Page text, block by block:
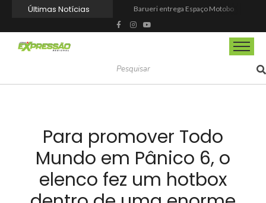
Últimas Notícias
Barueri recebe este mês projeto que transforma cinema em ferramenta de educação ambiental
Prefeitura de Barueri realiza ampla reforma no Parque Taddeo Cananéia
Barueri ganhará novo Centro Comunitário no Vale do Sol
Para promover Todo
Mundo em Pânico 6, o
elenco fez um hotbox